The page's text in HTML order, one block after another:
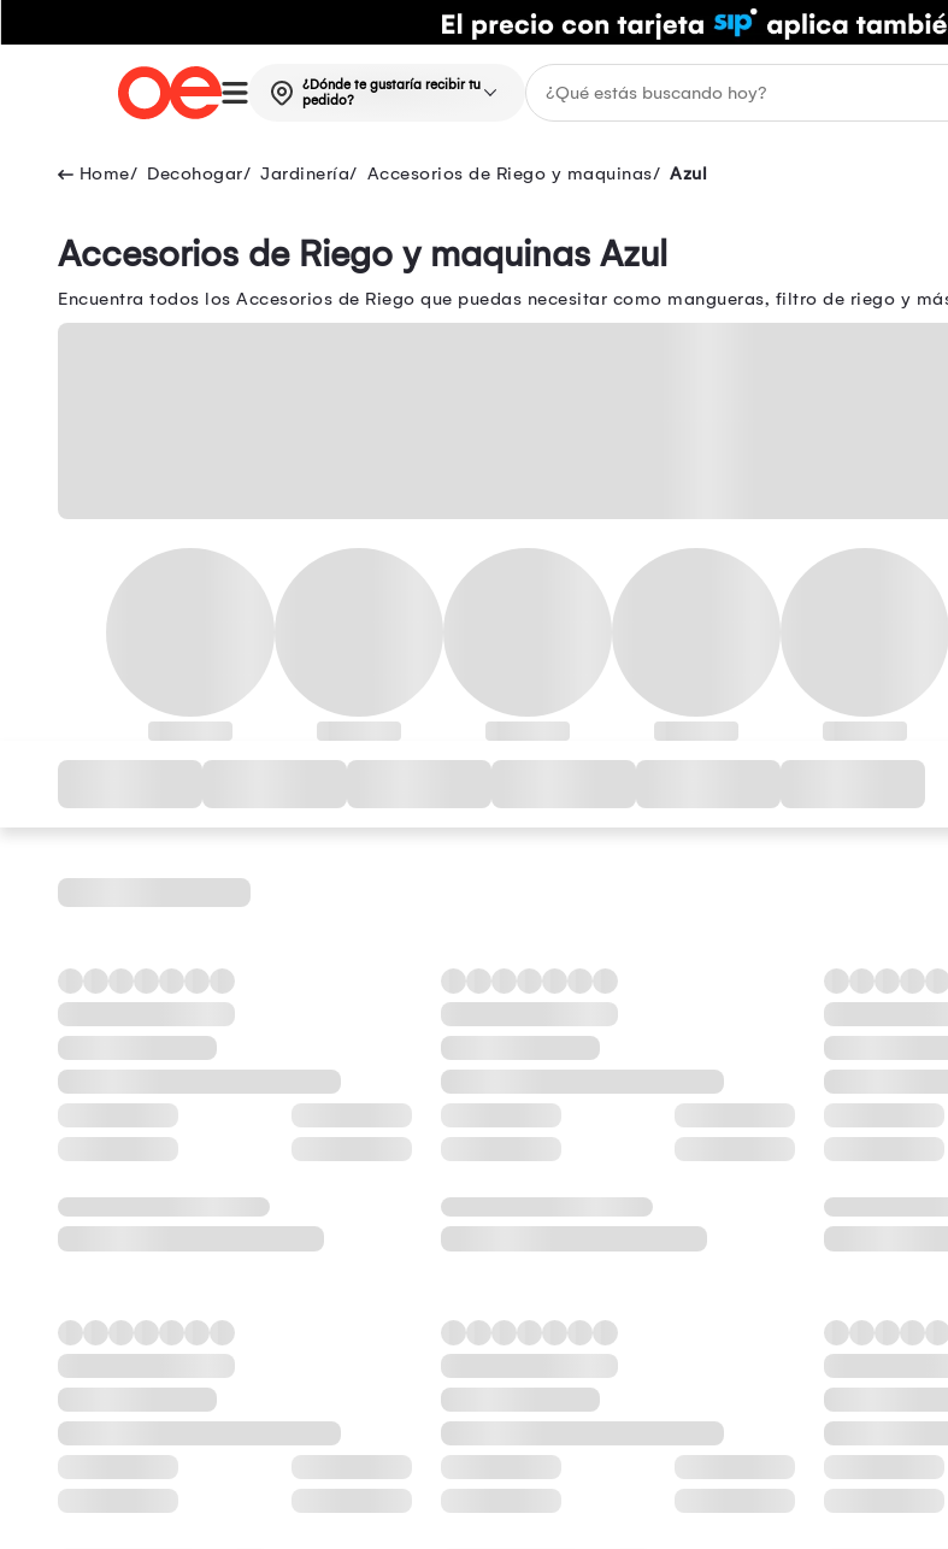
¿Dónde te gustaría recibir tu
pedido?
Decohogar Jardinería Accesorios de Riego y maquinas Azul
Accesorios de Riego y maquinas Azul
Encuentra todos los Accesorios de Riego que puedas necesitar como mangueras, filtro de riego y